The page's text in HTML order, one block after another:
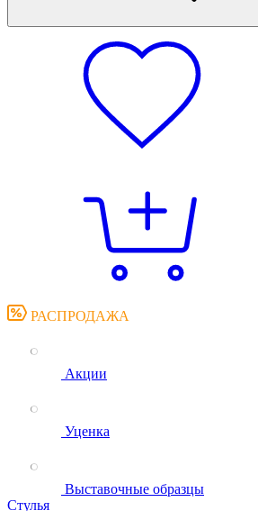
РАСПРОДАЖА
Акции
Уценка
Выставочные образцы
Стулья